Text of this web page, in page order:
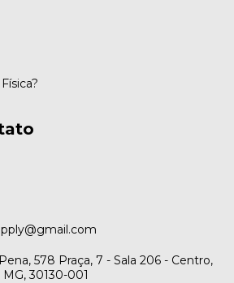
578 Praça, 7 - Sala 206 - Centro,
30130-001